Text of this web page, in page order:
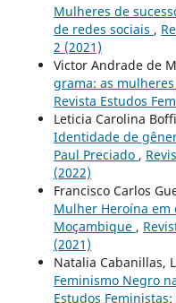
Mulheres de
de redes sociais ,
2 (2021)
Victor Andrade de
grama: as
Revista Estudos
Leticia Carolina
Identidade de
Paul Preciado ,
(2022)
Francisco Carlos
Mulher Heroína em
Moçambique ,
(2021)
Natalia Cabanillas,
Feminismo Negro
Estudos